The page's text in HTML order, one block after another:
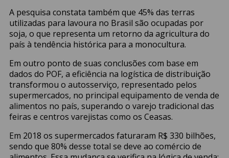
A pesquisa constata também que 45% das terras
utilizadas para lavoura no Brasil são ocupadas por
soja, o que representa um retorno da agricultura do
país à tendência histórica para a monocultura.
Em outro ponto de suas conclusões com base em
dados do POF, a eficiência na logística de distribuição
transformou o autosserviço, representado pelos
supermercados, no principal equipamento de venda de
alimentos no país, superando o varejo tradicional das
feiras e centros varejistas como os Ceasas.
Em 2018 os supermercados faturaram R$ 330 bilhões,
sendo que 80% desse total se deve ao comércio de